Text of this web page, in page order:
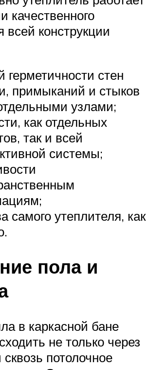
качественного
всей конструкции
герметичности стен
примыканий и стыков
узлами;
как отдельных
так и всей
системы;
самого утеплителя, как
пола и
в каркасной бане
не только через
потолочное